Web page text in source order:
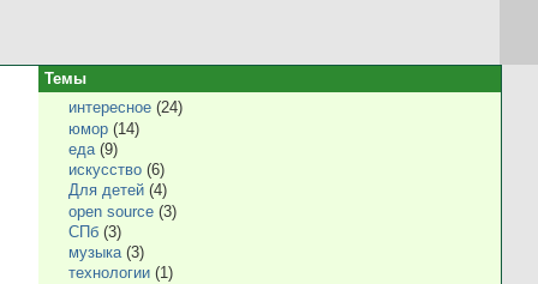
Темы
интересное (24)
юмор (14)
еда (9)
искусство (6)
Для детей (4)
open source (3)
СПб (3)
музыка (3)
технологии (1)